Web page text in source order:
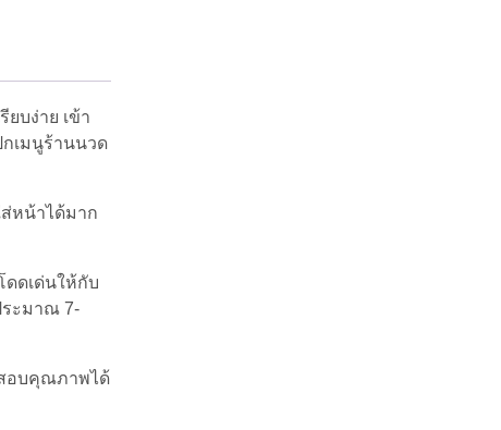
บง่าย เข้า
เมนูร้านนวด
หน้าได้มาก
ดเด่นให้กับ
ระมาณ 7-
อบคุณภาพได้